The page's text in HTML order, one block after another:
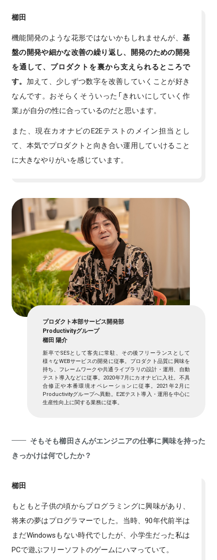
櫛田
機能開発のような花形ではないかもしれませんが、 基
盤の開発や細かな改善の繰り返し、開発のための開発
を通して、プロダクトを裏から支えられるところで
す。 加えて、少しずつ数字を改善していくことが好き
なんです。おそらくそういった「きれいにしていく作
業」が自分の性に合っているのだと思います。
また、現在カオナビのE2Eテストのメイン担当とし
て、本気でプロダクトと向き合い運用していけること
に大きなやりがいを感じています。
プロダクト本部サービス開発部
Productivityグループ
櫛田 陽介
新卒でSESとして客先に常駐、その後フリーランスとして
様々なWEBサービスの開発に従事。プロダクト品質に興味を
持ち、フレームワークや共通ライブラリの設計・運用、自動
テスト導入などに従事。2020年7月にカオナビに入社。不具
合修正や本番環境オペレーションに従事。2021年2月に
Productivityグループへ異動。E2Eテスト導入・運用を中心に
生産性向上に関する業務に従事。
そもそも櫛田さんがエンジニアの仕事に興味を持った
きっかけは何でしたか？
櫛田
もともと子供の頃からプログラミングに興味があり、
将来の夢はプログラマーでした。当時、90年代前半は
まだWindowsもない時代でしたが、小学生だった私は
PCで遊ぶフリーソフトのゲームにハマっていて。